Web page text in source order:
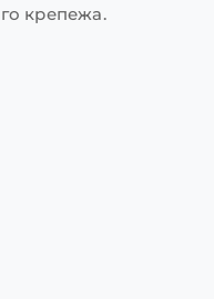
крепежа.